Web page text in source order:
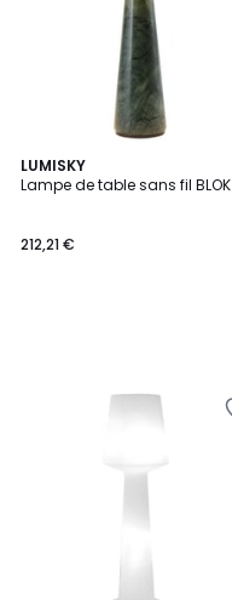
LUMISKY
Lampe de table sans fil BLOK
212,21 €